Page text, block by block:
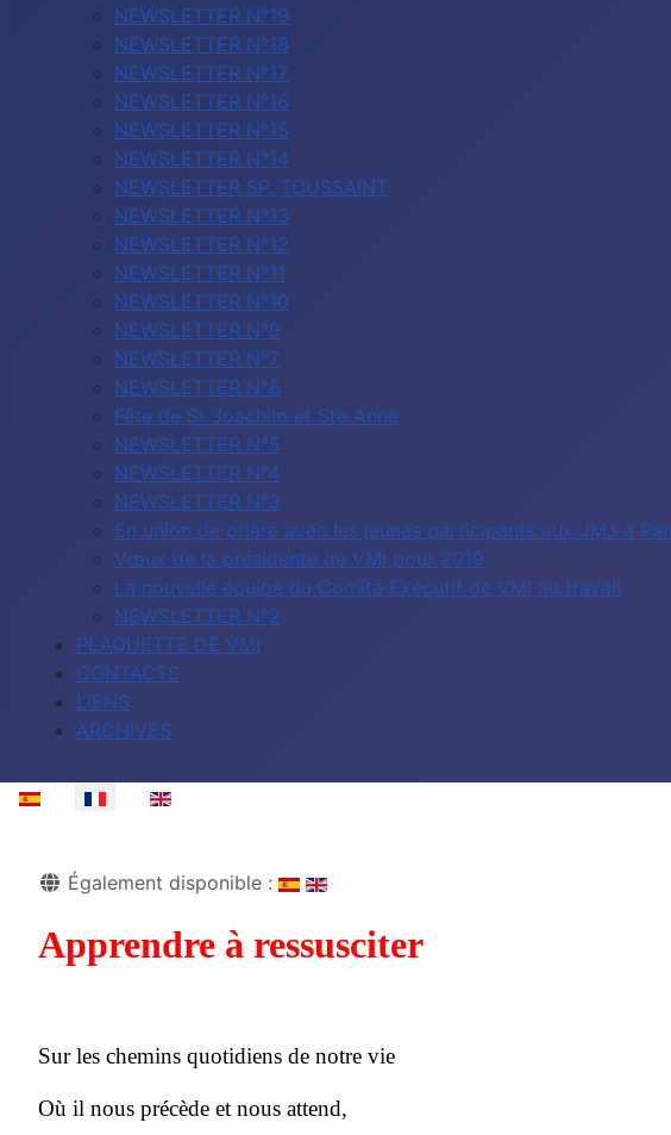
NEWSLETTER N°19
NEWSLETTER N°18
NEWSLETTER N°17
NEWSLETTER N°16
NEWSLETTER N°15
NEWSLETTER N°14
NEWSLETTER SP. TOUSSAINT
NEWSLETTER N°13
NEWSLETTER N°12
NEWSLETTER N°11
NEWSLETTER N°10
NEWSLETTER N°9
NEWSLETTER N°7
NEWSLETTER N°6
Fête de St Joachim et Ste Anne
NEWSLETTER N°5
NEWSLETTER N°4
NEWSLETTER N°3
En union de prière avec les jeunes participants aux JMJ à
Vœux de la présidente de VMI pour 2019
La nouvelle équipe du Comité Exécutif de VMI au travail
NEWSLETTER N°2
PLAQUETTE DE VMI
CONTACTS
LIENS
ARCHIVES
Sélectionnez votre langue
DétailsÉgalement disponible :
Apprendre à ressusciter
Sur les chemins quotidiens de notre vie
Où il nous précède et nous attend,